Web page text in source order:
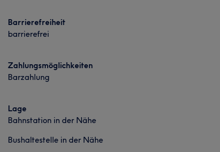
Barrierefreiheit
barrierefrei
Zahlungsmöglichkeiten
Barzahlung
Lage
Bahnstation in der Nähe
Bushaltestelle in der Nähe